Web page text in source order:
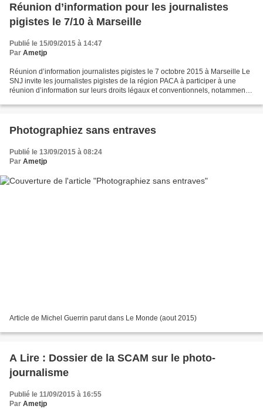
Réunion d’information pour les journalistes
pigistes le 7/10 à Marseille
Publié le 15/09/2015 à 14:47
Par Ametjp
Réunion d’information journalistes pigistes le 7 octobre 2015 à Marseille Le
SNJ invite les journalistes pigistes de la région PACA à participer à une
réunion d’information sur leurs droits légaux et conventionnels, notamment
Photographiez sans entraves
Publié le 13/09/2015 à 08:24
Par Ametjp
Article de Michel Guerrin parut dans Le Monde (aout 2015)
A Lire : Dossier de la SCAM sur le photo-
journalisme
Publié le 11/09/2015 à 16:55
Par Ametjp